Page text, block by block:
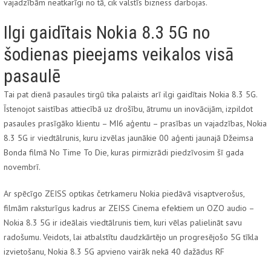
vajadzībām neatkarīgi no tā, cik valstīs bizness darbojas.
Ilgi gaidītais Nokia 8.3 5G no
šodienas pieejams veikalos visā
pasaulē
Tai pat dienā pasaules tirgū tika palaists arī ilgi gaidītais Nokia 8.3 5G.
Īstenojot saistības attiecībā uz drošību, ātrumu un inovācijām, izpildot
pasaules prasīgāko klientu – MI6 aģentu – prasības un vajadzības, Nokia
8.3 5G ir viedtālrunis, kuru izvēlas jaunākie 00 aģenti jaunajā Džeimsa
Bonda filmā No Time To Die, kuras pirmizrādi piedzīvosim šī gada
novembrī.
Ar spēcīgo ZEISS optikas četrkameru Nokia piedāvā visaptverošus,
filmām raksturīgus kadrus ar ZEISS Cinema efektiem un OZO audio –
Nokia 8.3 5G ir ideālais viedtālrunis tiem, kuri vēlas palielināt savu
radošumu. Veidots, lai atbalstītu daudzkārtējo un progresējošo 5G tīkla
izvietošanu, Nokia 8.3 5G apvieno vairāk nekā 40 dažādus RF